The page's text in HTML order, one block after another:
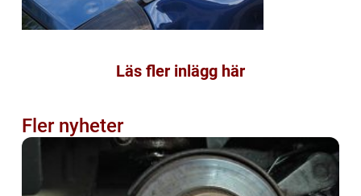
Läs fler inlägg här
Fler nyheter